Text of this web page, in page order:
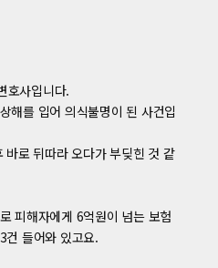
호사입니다.
해를 입어 의식불명이 된 사건입
로 뒤따라 오다가 부딪힌 것 같
피해자에게 6억원이 넘는 보험
건 들어와 있고요.